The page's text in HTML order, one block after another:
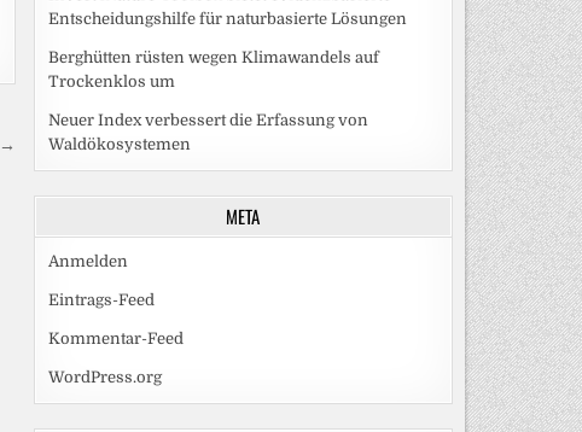
Entscheidungshilfe für naturbasierte Lösungen
Berghütten rüsten wegen Klimawandels auf
Trockenklos um
Neuer Index verbessert die Erfassung von
Waldökosystemen
META
Anmelden
Eintrags-Feed
Kommentar-Feed
WordPress.org